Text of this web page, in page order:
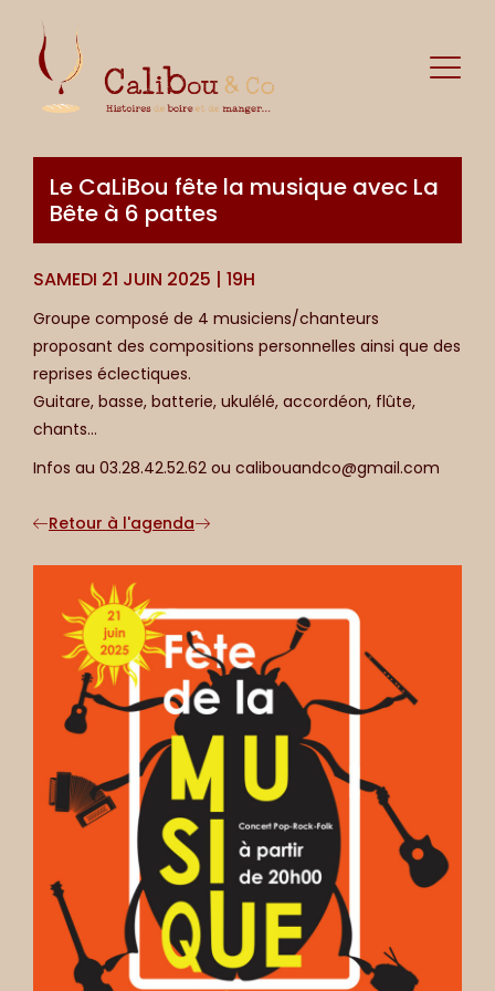
Le CaLiBou fête la musique avec La
Bête à 6 pattes
SAMEDI 21 JUIN 2025 | 19H
Groupe composé de 4 musiciens/chanteurs
proposant des compositions personnelles ainsi que des
reprises éclectiques.
Guitare, basse, batterie, ukulélé, accordéon, flûte,
chants…
Infos au 03.28.42.52.62 ou calibouandco@gmail.com
Retour à l'agenda